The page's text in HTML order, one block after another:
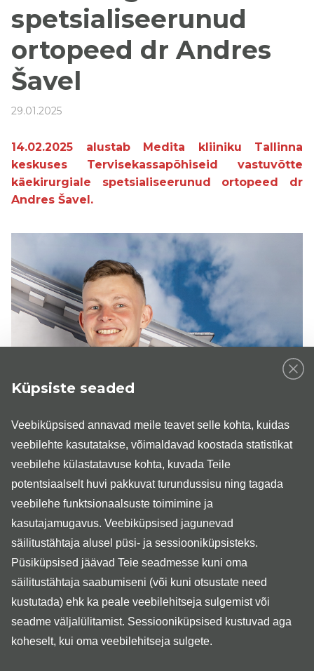
Küpsiste seaded
Veebiküpsised annavad meile teavet selle kohta, kuidas
veebilehte kasutatakse, võimaldavad koostada statistikat
veebilehe külastatavuse kohta, kuvada Teile
potentsiaalselt huvi pakkuvat turundussisu ning tagada
veebilehe funktsionaalsuste toimimine ja
kasutajamugavus. Veebiküpsised jagunevad
säilitustähtaja alusel püsi- ja sessiooniküpsisteks.
Püsiküpsised jäävad Teie seadmesse kuni oma
säilitustähtaja saabumiseni (või kuni otsustate need
kustutada) ehk ka peale veebilehitseja sulgemist või
seadme väljalülitamist. Sessiooniküpsised kustuvad aga
koheselt, kui oma veebilehitseja sulgete.
spetsialiseerunud
ortopeed dr Andres
Šavel
29.01.2025
14.02.2025 alustab Medita kliiniku Tallinna
keskuses Tervisekassapõhiseid vastuvõtte
käekirurgiale spetsialiseerunud ortopeed dr
Andres Šavel.
Dr Šavel on õppinud Tartu Ülikooli arstiteaduskonnas ning
lõpetanud 2012. aastal sealsamas residentuuri ortopeedia
erialal.
Dr Šaveli vastuvõtule on oodatud ainult käekirurgiliste
probleemidega patsiendid, kellel on probleeme õla- ja
küünarliigeste ning randmete ja sõrmedega (sh karpaal- ja
kubitaalkanali probleemid, plõksuv sõrm, Dupuytren'i
kontraktuur jne).